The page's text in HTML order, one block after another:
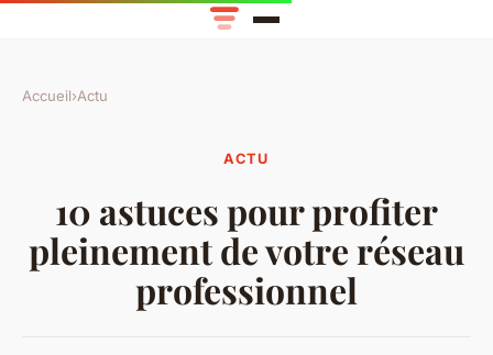
Accueil›Actu
ACTU
10 astuces pour profiter
pleinement de votre réseau
professionnel